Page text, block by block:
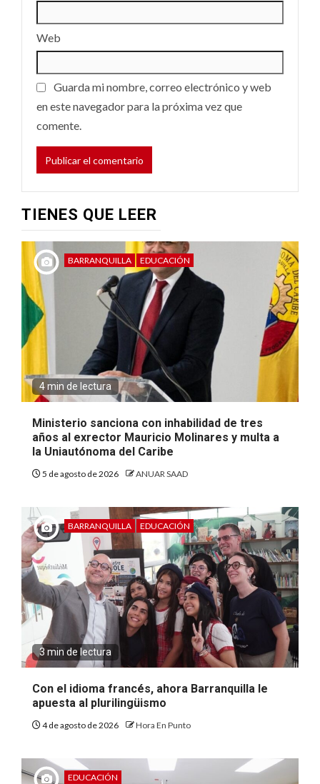
Web
Guarda mi nombre, correo electrónico y web
en este navegador para la próxima vez que
comente.
TIENES QUE LEER
BARRANQUILLA EDUCACIÓN
4 min de lectura
Ministerio sanciona con inhabilidad de tres
años al exrector Mauricio Molinares y multa a
la Uniautónoma del Caribe
5 de agosto de 2026 ANUAR SAAD
BARRANQUILLA EDUCACIÓN
3 min de lectura
Con el idioma francés, ahora Barranquilla le
apuesta al plurilingüismo
4 de agosto de 2026 Hora En Punto
EDUCACIÓN